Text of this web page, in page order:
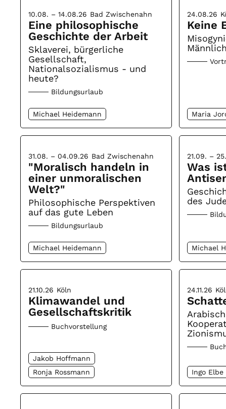
10.08. – 14.08.26 Bad Zwischenahn
Eine philosophische
Geschichte der Arbeit
Sklaverei, bürgerliche
Gesellschaft,
Nationalsozialismus - und
heute?
Bildungsurlaub
Michael Heidemann
24.08.26
Keine
Maria
31.08. – 04.09.26 Bad Zwischenahn
"Moralisch handeln in
einer unmoralischen
Welt?"
Philosophische Perspektiven
auf das gute Leben
Bildungsurlaub
Michael Heidemann
21.09. –
Was
des
Michael
21.10.26 Köln
Klimawandel und
Gesellschaftskritik
Buchvorstellung
Jakob Hoffmann
Ronja Rossmann
24.11.26
Ingo Elbe